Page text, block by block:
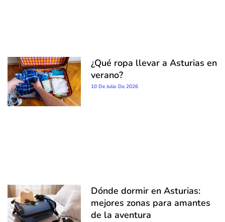
¿Qué ropa llevar a Asturias en
verano?
10 De Julio De 2026
Dónde dormir en Asturias:
mejores zonas para amantes
de la aventura